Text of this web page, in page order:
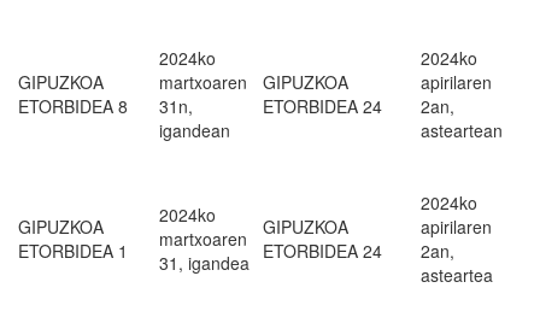
GIPUZKOA
ETORBIDEA 8
2024ko
martxoaren
31n,
igandean
GIPUZKOA
ETORBIDEA 24
2024ko
apirilaren
2an,
asteartean
GIPUZKOA
ETORBIDEA 1
2024ko
martxoaren
31, igandea
GIPUZKOA
ETORBIDEA 24
2024ko
apirilaren
2an,
asteartea